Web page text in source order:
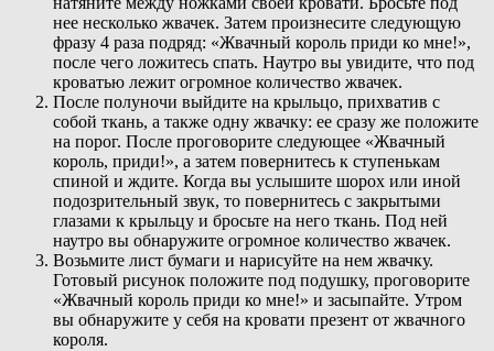
нее несколько жвачек. Затем произнесите следующую
фразу 4 раза подряд: «Жвачный король приди ко мне!»,
после чего ложитесь спать. Наутро вы увидите, что под
кроватью лежит огромное количество жвачек.
После полуночи выйдите на крыльцо, прихватив с
собой ткань, а также одну жвачку: ее сразу же положите
на порог. После проговорите следующее «Жвачный
король, приди!», а затем повернитесь к ступенькам
спиной и ждите. Когда вы услышите шорох или иной
подозрительный звук, то повернитесь с закрытыми
глазами к крыльцу и бросьте на него ткань. Под ней
наутро вы обнаружите огромное количество жвачек.
Возьмите лист бумаги и нарисуйте на нем жвачку.
Готовый рисунок положите под подушку, проговорите
«Жвачный король приди ко мне!» и засыпайте. Утром
вы обнаружите у себя на кровати презент от жвачного
короля.